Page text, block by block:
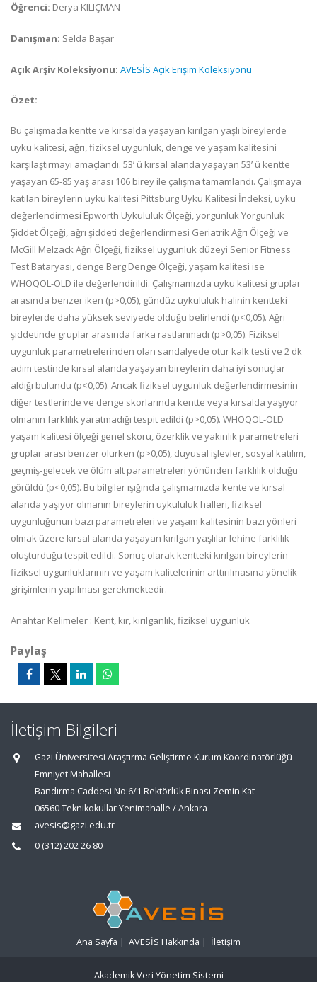
Öğrenci: Derya KILIÇMAN
Danışman: Selda Başar
Açık Arşiv Koleksiyonu: AVESİS Açık Erişim Koleksiyonu
Özet:
Bu çalışmada kentte ve kırsalda yaşayan kırılgan yaşlı bireylerde
uyku kalitesi, ağrı, fiziksel uygunluk, denge ve yaşam kalitesini
karşılaştırmayı amaçlandı. 53’ ü kırsal alanda yaşayan 53’ ü kentte
yaşayan 65-85 yaş arası 106 birey ile çalışma tamamlandı. Çalışmaya
katılan bireylerin uyku kalitesi Pittsburg Uyku Kalitesi İndeksi, uyku
değerlendirmesi Epworth Uykululuk Ölçeği, yorgunluk Yorgunluk
Şiddet Ölçeği, ağrı şiddeti değerlendirmesi Geriatrik Ağrı Ölçeği ve
McGill Melzack Ağrı Ölçeği, fiziksel uygunluk düzeyi Senior Fitness
Test Bataryası, denge Berg Denge Ölçeği, yaşam kalitesi ise
WHOQOL-OLD ile değerlendirildi. Çalışmamızda uyku kalitesi gruplar
arasında benzer iken (p>0,05), gündüz uykululuk halinin kentteki
bireylerde daha yüksek seviyede olduğu belirlendi (p<0,05). Ağrı
şiddetinde gruplar arasında farka rastlanmadı (p>0,05). Fiziksel
uygunluk parametrelerinden olan sandalyede otur kalk testi ve 2 dk
adım testinde kırsal alanda yaşayan bireylerin daha iyi sonuçlar
aldığı bulundu (p<0,05). Ancak fiziksel uygunluk değerlendirmesinin
diğer testlerinde ve denge skorlarında kentte veya kırsalda yaşıyor
olmanın farklılık yaratmadığı tespit edildi (p>0,05). WHOQOL-OLD
yaşam kalitesi ölçeği genel skoru, özerklik ve yakınlık parametreleri
gruplar arası benzer olurken (p>0,05), duyusal işlevler, sosyal katılım,
geçmiş-gelecek ve ölüm alt parametreleri yönünden farklılık olduğu
görüldü (p<0,05). Bu bilgiler ışığında çalışmamızda kente ve kırsal
alanda yaşıyor olmanın bireylerin uykululuk halleri, fiziksel
uygunluğunun bazı parametreleri ve yaşam kalitesinin bazı yönleri
olmak üzere kırsal alanda yaşayan kırılgan yaşlılar lehine farklılık
oluşturduğu tespit edildi. Sonuç olarak kentteki kırılgan bireylerin
fiziksel uygunluklarının ve yaşam kalitelerinin arttırılmasına yönelik
girişimlerin yapılması gerekmektedir.
Anahtar Kelimeler : Kent, kır, kırılganlık, fiziksel uygunluk
Paylaş
İletişim Bilgileri
Gazi Üniversitesi Araştırma Geliştirme Kurum Koordinatörlüğü
Emniyet Mahallesi
Bandırma Caddesi No:6/1 Rektörlük Binası Zemin Kat
06560 Teknikokullar Yenimahalle / Ankara
avesis@gazi.edu.tr
0 (312) 202 26 80
Ana Sayfa | AVESİS Hakkında | İletişim
Akademik Veri Yönetim Sistemi